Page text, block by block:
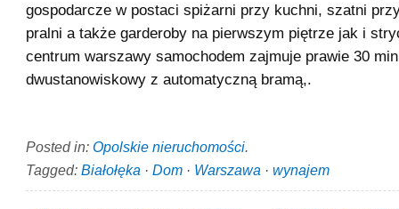
gospodarcze w postaci spiżarni przy kuchni, szatni
pralni a także garderoby na pierwszym piętrze jak i
centrum warszawy samochodem zajmuje prawie 30
dwustanowiskowy z automatyczną bramą,.
Posted in: Opolskie nieruchomości.
Tagged: Białołęka · Dom · Warszawa · wynajem